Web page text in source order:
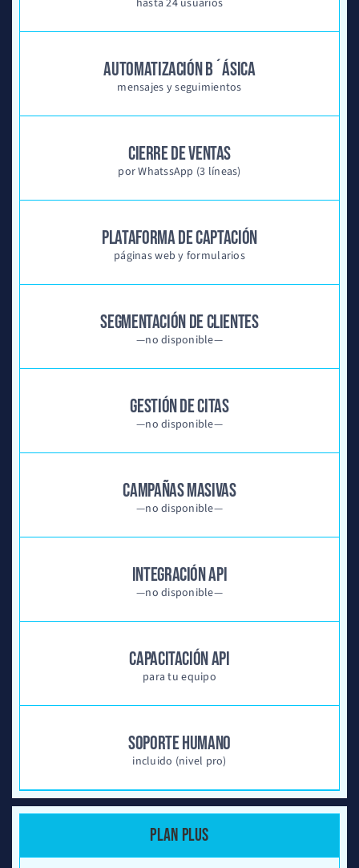
AUTOMATIZACIÓN B´ÁSICA
mensajes y seguimientos
CIERRE DE VENTAS
por WhatssApp (3 líneas)
PLATAFORMA DE CAPTACIÓN
páginas web y formularios
SEGMENTACIÓN DE CLIENTES
—no disponible—
GESTIÓN DE CITAS
—no disponible—
CAMPAÑAS MASIVAS
—no disponible—
INTEGRACIÓN API
—no disponible—
CAPACITACIÓN API
para tu equipo
SOPORTE HUMANO
incluido (nivel pro)
PLAN PLUS